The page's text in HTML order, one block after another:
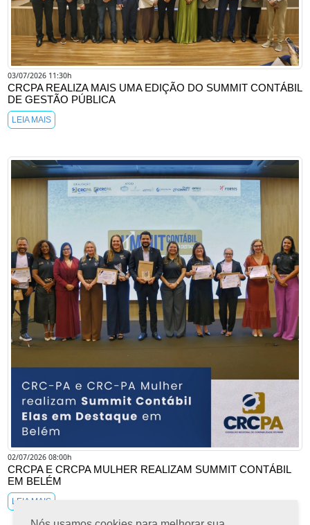
03/07/2026 11:30h
CRCPA REALIZA MAIS UMA EDIÇÃO DO SUMMIT CONTÁBIL
DE GESTÃO PÚBLICA
LEIA MAIS
02/07/2026 08:00h
CRCPA E CRCPA MULHER REALIZAM SUMMIT CONTÁBIL
EM BELÉM
LEIA MAIS